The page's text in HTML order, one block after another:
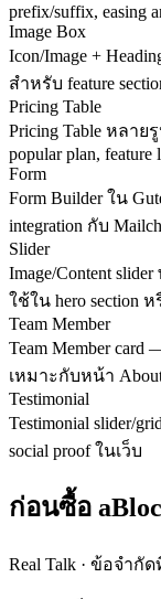
prefix/suffix, easing
Image Box
Icon/Image +
สำหรับ feature
Pricing Table
Pricing Table หลาย
popular plan, feature
Form
Form Builder ใน
integration กับ
Slider
Image/Content
ใช้ใน hero section ห
Team Member
Team Member
เหมาะกับหน้า About
Testimonial
Testimonial slider/
social proof ในเว็บ
ก่อนซื้อ
Real Talk · ข้อจำกั